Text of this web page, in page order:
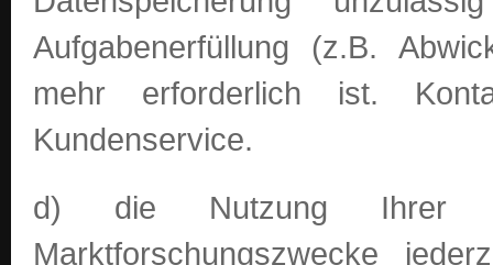
Aufgabenerfüllung (z.B.
mehr erforderlich ist.
Kundenservice.
d) die Nutzung Ihrer
Marktforschungszwecke